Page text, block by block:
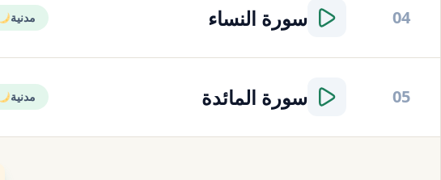
04 سورة النساء مدنية
05 سورة المائدة مدنية